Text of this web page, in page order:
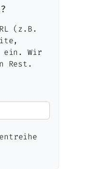
(z.B.
ein. Wir
Rest.